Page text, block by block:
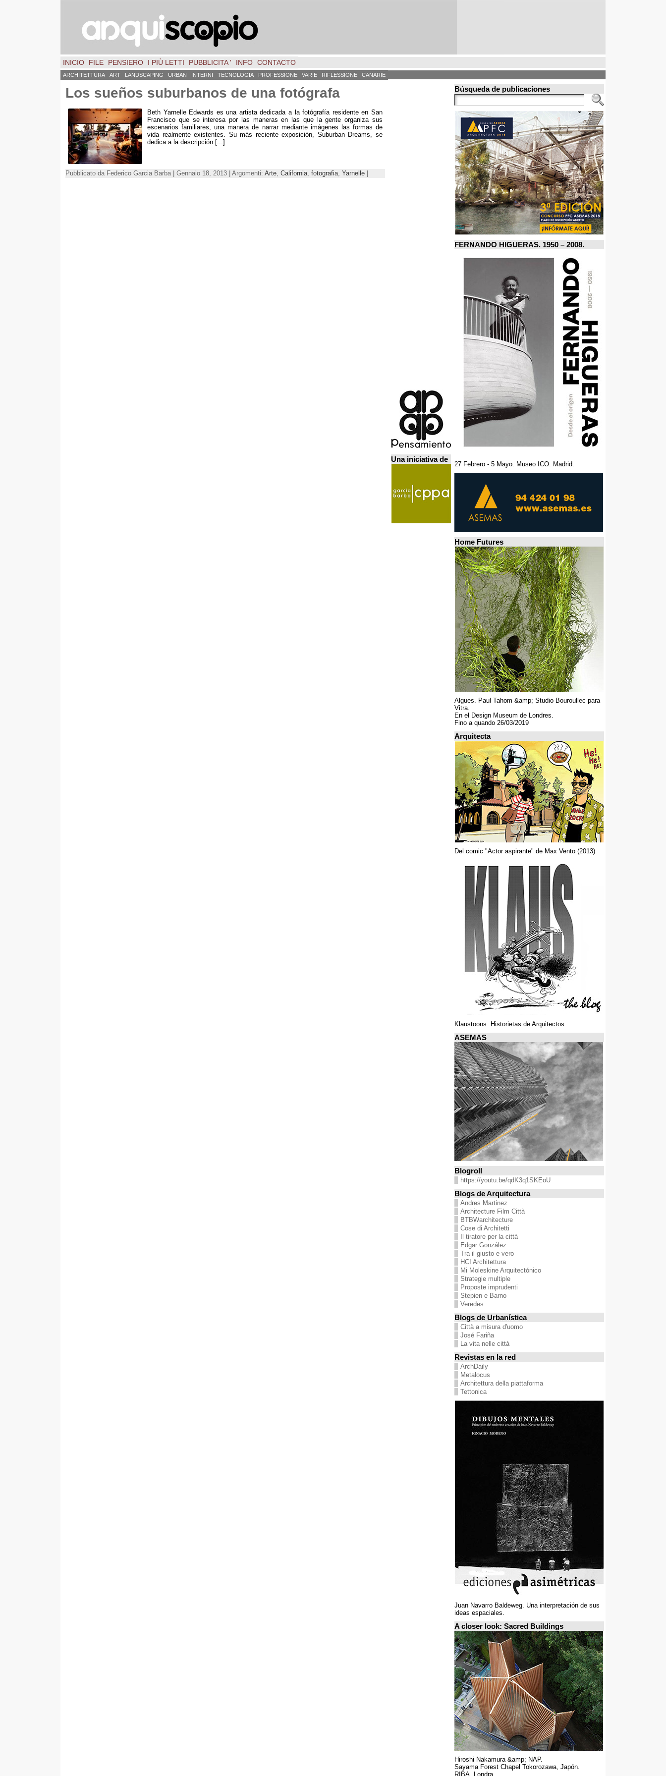
INICIO FILE PENSIERO I PIÙ LETTI PUBBLICITA ' INFO CONTACTO
ARCHITETTURA ART LANDSCAPING URBAN INTERNI TECNOLOGIA PROFESSIONE VARIE RIFLESSIONE CANARIE
Los sueños suburbanos de una fotógrafa
Beth Yarnelle Edwards es una artista dedicada a la fotógrafía residente en San
Francisco que se interesa por las maneras en las que la gente organiza sus
escenarios familiares , una manera de narrar mediante imágenes las formas de
vida realmente existentes. Su más reciente exposición, Suburban Dreams, se
dedica a la descripción [...]
Pubblicato da Federico Garcia Barba | Gennaio 18, 2013 | Argomenti: Arte California fotografia Yarnelle
Una iniciativa de
Búsqueda de publicaciones
FERNANDO HIGUERAS. 1950 – 2008.
27 Febrero - 5 Mayo. Museo ICO. Madrid.
Home Futures
Algues. Paul Tahom &amp; Studio Bouroullec para
Vitra.
En el Design Museum de Londres.
Fino a quando 26/03/2019
Arquitecta
Del comic "Actor aspirante" de Max Vento (2013)
Klaustoons. Historietas de Arquitectos
ASEMAS
Blogroll
https://youtu.be/qdK3q1SKEoU
Blogs de Arquitectura
Andres Martinez
Architecture Film Città
BTBWarchitecture
Cose di Architetti
Il tiratore per la città
Edgar González
Tra il giusto e vero
HCI Architettura
Mi Moleskine Arquitectónico
Strategie multiple
Proposte imprudenti
Stepien e Barno
Veredes
Blogs de Urbanística
Città a misura d'uomo
José Fariña
La vita nelle città
Revistas en la red
ArchDaily
Metalocus
Architettura della piattaforma
Tettonica
Juan Navarro Baldeweg. Una interpretación de sus
ideas espaciales.
A closer look: Sacred Buildings
Hiroshi Nakamura &amp; NAP.
Sayama Forest Chapel Tokorozawa, Japón.
RIBA, Londra.